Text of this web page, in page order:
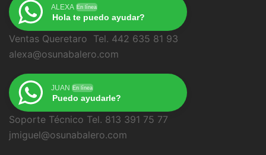
ALEXA En línea
Hola te puedo ayudar?
Ventas Queretaro Tel. 442 635 81 93
alexa@osunabalero.com
JUAN En línea
Puedo ayudarle?
Soporte Técnico Tel. 813 391 75 77
jmiguel@osunabalero.com